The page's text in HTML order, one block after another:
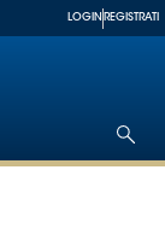
LOGIN REGISTRATI